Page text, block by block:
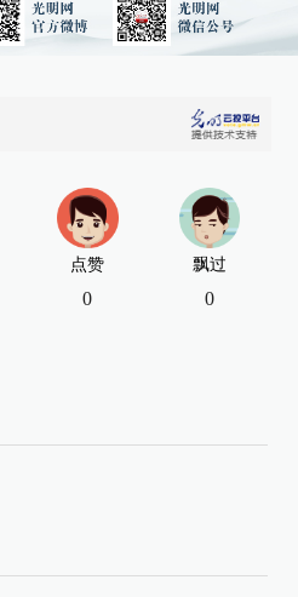
点赞
0
飘过
0